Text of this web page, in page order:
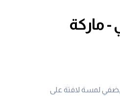
ماركة
يضفي لمسة لافتة على